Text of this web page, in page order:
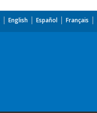
English Español Français